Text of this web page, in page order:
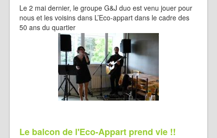
Le 2 mai dernier, le groupe G&J duo est venu jouer pour
nous et les voisins dans L’Eco-appart dans le cadre des
50 ans du quartier
Le balcon de l'Eco-Appart prend vie !!